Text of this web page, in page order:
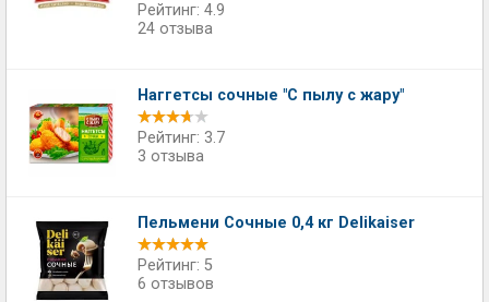
Рейтинг: 4.9
24 отзыва
Наггетсы сочные "С пылу с жару"
Рейтинг: 3.7
3 отзыва
Пельмени Сочные 0,4 кг Delikaiser
Рейтинг: 5
6 отзывов